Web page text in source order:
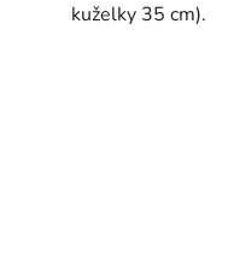
kuželky 35 cm).